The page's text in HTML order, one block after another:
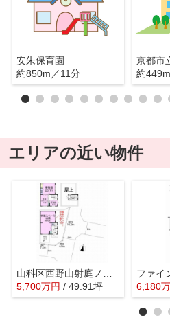
安朱保育園
約850m／11分
京都市
約
エリアの近い物件
山科区西野山射庭ノ上町 中古店舗・事務所
5,700万円 / 49.91坪
6,180万